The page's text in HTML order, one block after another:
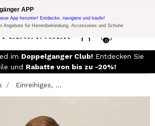
Extra-Rabatt auf 300€ Einkauf mit Code:
DOPPEL300
0
APP
App herunter! Entdecke, navigiere und kaufe!
Angebote für Herrenbekleidung, Accessoires und Schuhe
im Doppelganger Club!Entdecken Sie
und Rabatte von bis zu -20%!
Einreihiges, ...